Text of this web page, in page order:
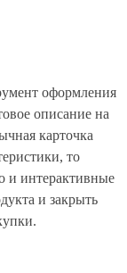
оформления
описание на
карточка
то
и интерактивные
и закрыть